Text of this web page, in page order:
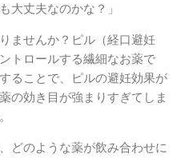
大丈夫なのかな？」
ませんか？ピル（経口避妊
トロールする繊細なお薬で
ることで、ピルの避妊効果が
の効き目が強まりすぎてしま
どのような薬が飲み合わせに